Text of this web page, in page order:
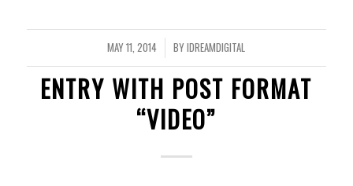
MAY 11, 2014
/ BYIDREAMDIGITAL
ENTRY WITH POST FORMAT
“VIDEO”